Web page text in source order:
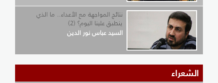
نتائج المواجهة مع الأعداء.. ما الذي
ينطبق علينا اليوم؟ (2)
السيد عباس نور الدين
الشعراء